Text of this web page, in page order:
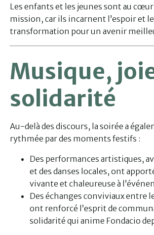
Les enfants et les jeunes sont au
mission, car ils incarnent l’espoir et
transformation pour un avenir
Musique,
solidarité
Au-delà des discours, la soirée a
rythmée par des moments festifs :
Des performances artistiques,
et des danses locales, ont
vivante et chaleureuse à
Des échanges conviviaux entre
ont renforcé l’esprit de
solidarité qui anime Fondacio